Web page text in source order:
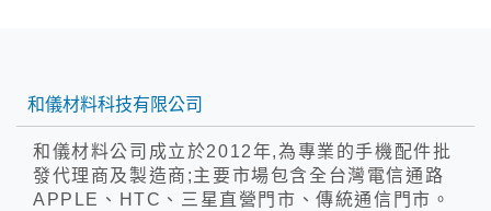
和儀材料科技有限公司
和儀材料公司成立於2012年,為專業的手機配件批
發代理商及製造商;主要市場包含全台灣電信通路
APPLE、HTC、三星直營門市、傳統通信門市。